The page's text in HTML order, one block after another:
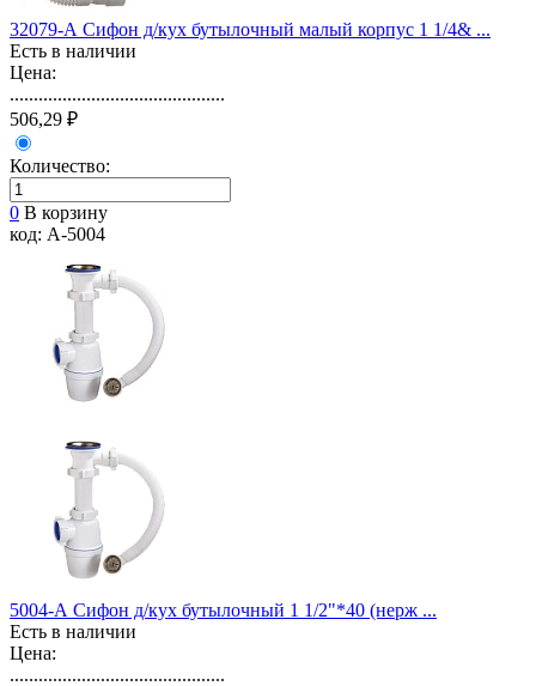
32079-А Сифон д/кух бутылочный малый корпус 1 1/4& ...
Есть в наличии
Цена:
.............................................
506,29 ₽
Количество:
0 В корзину
код: А-5004
5004-А Сифон д/кух бутылочный 1 1/2"*40 (нерж ...
Есть в наличии
Цена:
.............................................